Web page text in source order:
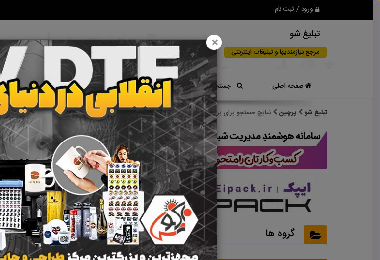
ورود / ثبت نام
تبلیغ شو
مرجع نیازمندیها و تبلیغات اینترنتی
صفحه اصلی جستجوی سریع تعرفه آگهی ها خبرهای سایت
تبلیغ شو پرچین نتایج جستجو برای برچسبپرچین
نتایج جستجو برای برچسبپرچین گروه ها
×